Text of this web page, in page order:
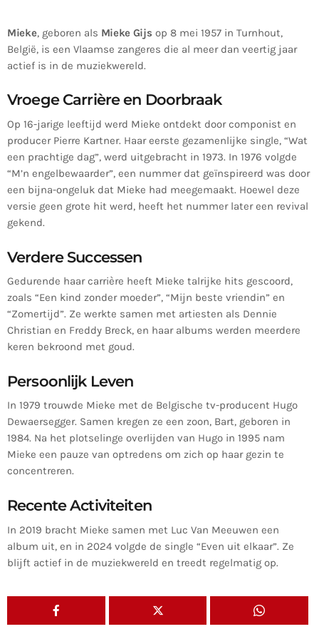
Mieke, geboren als Mieke Gijs op 8 mei 1957 in Turnhout,
België, is een Vlaamse zangeres die al meer dan veertig jaar
actief is in de muziekwereld.
Vroege Carrière en Doorbraak
Op 16-jarige leeftijd werd Mieke ontdekt door componist en
producer Pierre Kartner. Haar eerste gezamenlijke single, “Wat
een prachtige dag”, werd uitgebracht in 1973. In 1976 volgde
“M’n engelbewaarder”, een nummer dat geïnspireerd was door
een bijna-ongeluk dat Mieke had meegemaakt. Hoewel deze
versie geen grote hit werd, heeft het nummer later een revival
gekend.
Verdere Successen
Gedurende haar carrière heeft Mieke talrijke hits gescoord,
zoals “Een kind zonder moeder”, “Mijn beste vriendin” en
“Zomertijd”. Ze werkte samen met artiesten als Dennie
Christian en Freddy Breck, en haar albums werden meerdere
keren bekroond met goud.
Persoonlijk Leven
In 1979 trouwde Mieke met de Belgische tv-producent Hugo
Dewaersegger. Samen kregen ze een zoon, Bart, geboren in
1984. Na het plotselinge overlijden van Hugo in 1995 nam
Mieke een pauze van optredens om zich op haar gezin te
concentreren.
Recente Activiteiten
In 2019 bracht Mieke samen met Luc Van Meeuwen een
album uit, en in 2024 volgde de single “Even uit elkaar”. Ze
blijft actief in de muziekwereld en treedt regelmatig op.